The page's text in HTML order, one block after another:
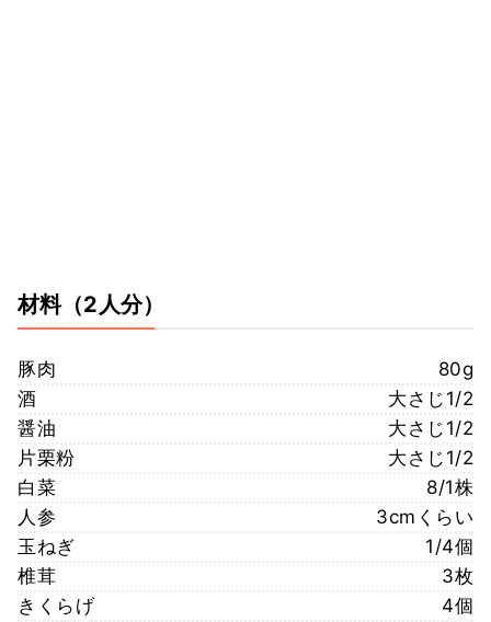
材料（2人分）
豚肉
80g
酒
大さじ1/2
醤油
大さじ1/2
片栗粉
大さじ1/2
白菜
8/1株
人参
3cmくらい
玉ねぎ
1/4個
椎茸
3枚
きくらげ
4個